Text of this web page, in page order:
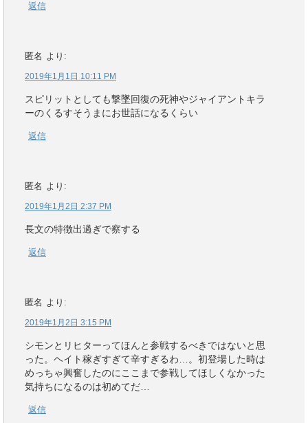
返信
匿名 より:
2019年1月1日 10:11 PM
スピリットとしても撃墜回復の死神やジャイアントキラ
ーのくるすそうまにお世話になるくらい
返信
匿名 より:
2019年1月2日 2:37 PM
長文の特徴出過ぎで察する
返信
匿名 より:
2019年1月2日 3:15 PM
シモンとリヒターってほんと参戦するべきではないと思
った。ヘイト稼ぎすぎて辛すぎるわ…。初登場した時は
めっちゃ興奮したのにここまで参戦してほしくなかった
気持ちになるのは初めてだ…
返信